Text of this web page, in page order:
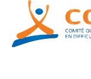
contenu